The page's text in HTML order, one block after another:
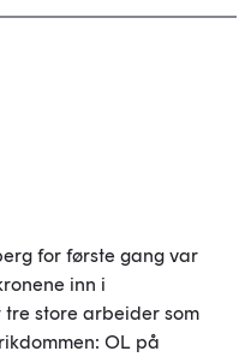
for første gang var
inn i
tre store arbeider som
OL på